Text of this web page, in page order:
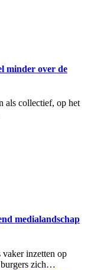
minder over de
als collectief, op het
medialandschap
inzetten op
burgers zich…